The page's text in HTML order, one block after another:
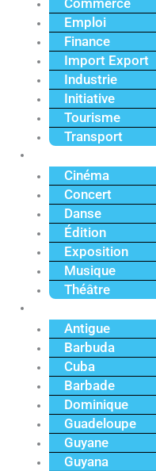
Commerce
Emploi
Finance
Import Export
Industrie
Initiative
Tourisme
Transport
Cinéma
Concert
Danse
Édition
Exposition
Musique
Théâtre
Antigue
Barbuda
Cuba
Barbade
Dominique
Guadeloupe
Guyane
Guyana